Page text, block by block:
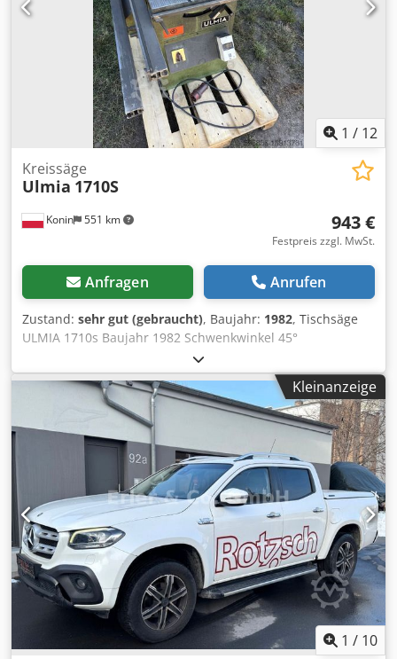
1 / 12
Konin 551 km
Kreissäge
Ulmia 1710S
943 €
Festpreis zzgl. MwSt.
Anfragen Anrufen
Zustand: sehr gut (gebraucht), Baujahr: 1982, Tischsäge
ULMIA 1710s Baujahr 1982 Schwenkwinkel 45°
Schnittlänge auf Wagen 750mm Cedpfx Abjufgnzo Teha
Durchmesser der Klinge max. 250 mm. Schnitthöhe 75
mm. Schnittbreite zwischen Säge und Aufsatz 650 mm
Skalenwagen für Schnittwinkel Tischgröße 1000x630mm
Kleinanzeige
1 / 10